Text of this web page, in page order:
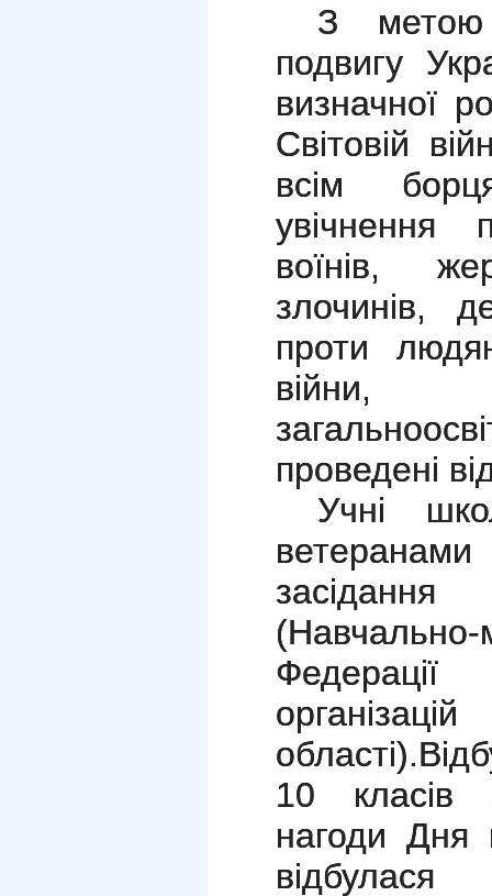
З метою
подвигу
визначної
Світовій
всім
увічнення
воїнів,
злочинів,
проти
війни,
проведені
Учні
області).
10 класів
нагоди Дня
відбулася